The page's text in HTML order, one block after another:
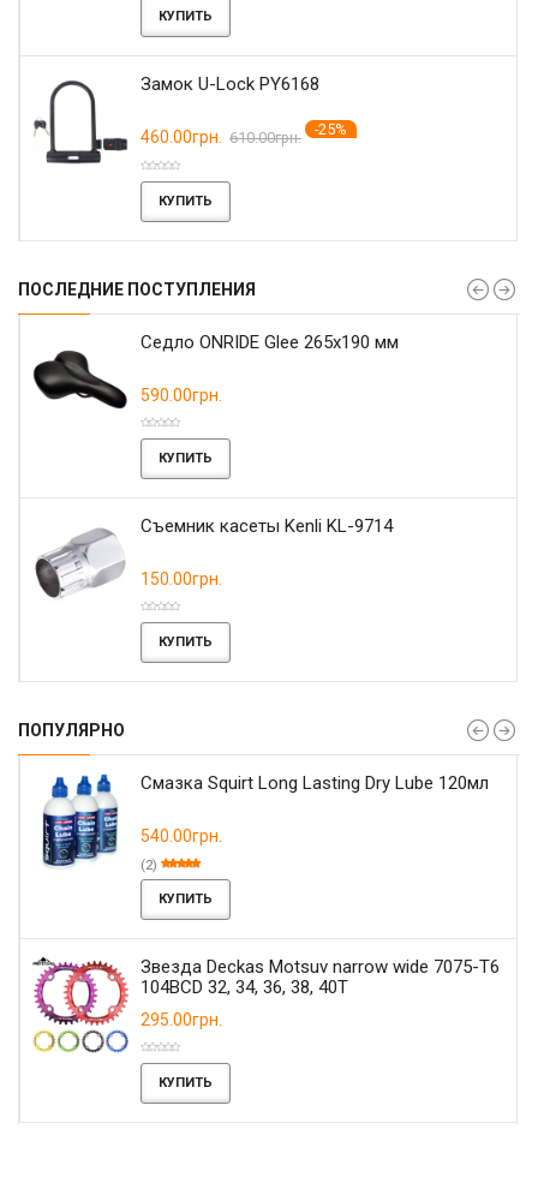
КУПИТЬ
Замок U-Lock PY6168
460.00грн. 610.00грн. -25%
КУПИТЬ
ПОСЛЕДНИЕ ПОСТУПЛЕНИЯ
Седло ONRIDE Glee 265x190 мм
590.00грн.
КУПИТЬ
Съемник касеты Kenli KL-9714
150.00грн.
КУПИТЬ
ПОПУЛЯРНО
Смазка Squirt Long Lasting Dry Lube 120мл
540.00грн.
(2)
КУПИТЬ
Звезда Deckas Motsuv narrow wide 7075-T6
104BCD 32, 34, 36, 38, 40T
295.00грн.
КУПИТЬ